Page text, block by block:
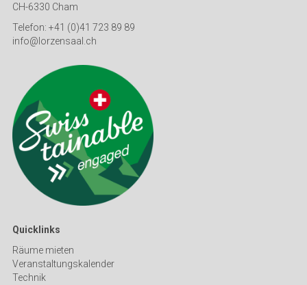
CH-6330 Cham
Telefon: +41 (0)41 723 89 89
info@lorzensaal.ch
Quicklinks
Räume mieten
Veranstaltungskalender
Technik